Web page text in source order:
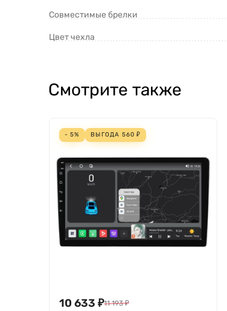
Совместимые брелки
Цвет чехла
Смотрите также
- 5% ВЫГОДА 560 ₽
10 633 ₽11 193 ₽